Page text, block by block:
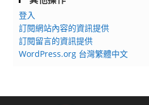
登入
訂閱網站內容的資訊提供
訂閱留言的資訊提供
WordPress.org 台灣繁體中文